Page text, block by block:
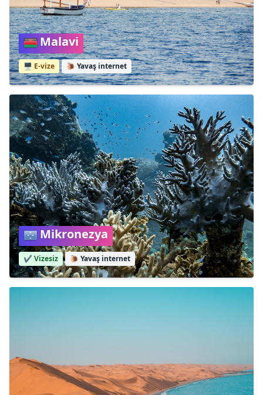
Malavi
🖥️ E-vize 🐌 Yavaş internet
Mikronezya
✔️ Vizesiz 🐌 Yavaş internet